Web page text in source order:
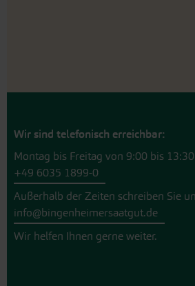
Wir sind telefonisch erreichbar:
Montag bis Freitag von 9:00 bis
+49 6035 1899-0
Außerhalb der Zeiten schreiben Sie
info@bingenheimersaatgut.de
Wir helfen Ihnen gerne weiter.